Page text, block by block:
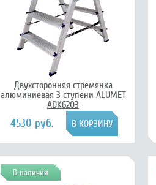
Двухсторонняя стремянка
алюминиевая 3 ступени ALUMET
ADK6203
4530 руб.
В наличии